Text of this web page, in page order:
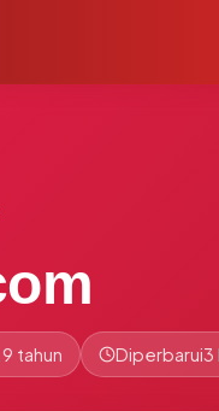
tahun Diperbarui3